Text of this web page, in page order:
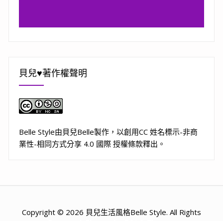
貝兒♥著作權聲明
Belle Style由貝兒Belle製作，以創用CC 姓名標示-非商
業性-相同方式分享 4.0 國際 授權條款釋出。
Copyright © 2026 貝兒生活風格Belle Style. All Rights